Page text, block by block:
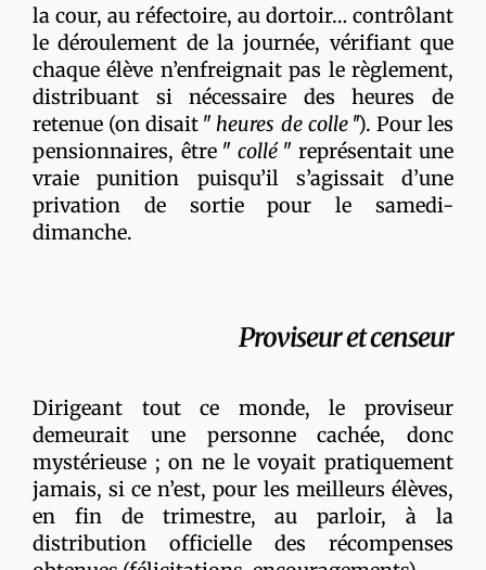
la cour, au réfectoire, au dortoir… contrôlant
le déroulement de la journée, vérifiant que
chaque élève n’enfreignait pas le règlement,
distribuant si nécessaire des heures de
retenue (on disait ʺ heures de colle ʺ). Pour les
pensionnaires, être ʺ collé ʺ représentait une
vraie punition puisqu’il s’agissait d’une
privation de sortie pour le samedi-
dimanche.
Proviseur et censeur
Dirigeant tout ce monde, le proviseur
demeurait une personne cachée, donc
mystérieuse ; on ne le voyait pratiquement
jamais, si ce n’est, pour les meilleurs élèves,
en fin de trimestre, au parloir, à la
distribution officielle des récompenses